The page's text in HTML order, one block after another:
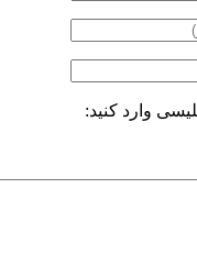
وارد کنید: